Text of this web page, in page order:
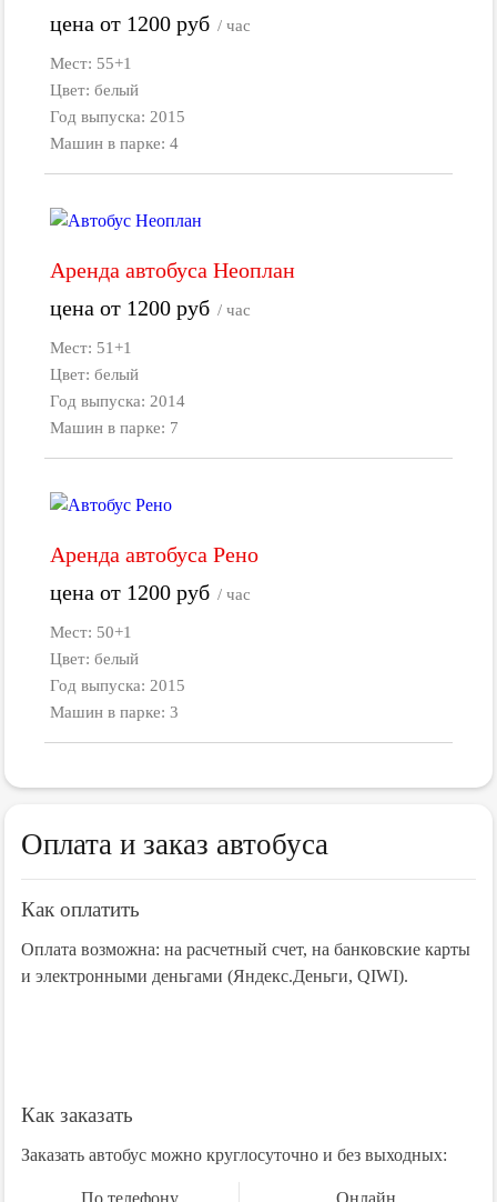
цена от 1200руб / час
Мест: 55+1
Цвет: белый
Год выпуска: 2015
Машин в парке: 4
Аренда автобуса Неоплан
цена от 1200руб / час
Мест: 51+1
Цвет: белый
Год выпуска: 2014
Машин в парке: 7
Аренда автобуса Рено
цена от 1200руб / час
Мест: 50+1
Цвет: белый
Год выпуска: 2015
Машин в парке: 3
Оплата и заказ автобуса
Как оплатить
Оплата возможна: на расчетный счет, на банковские карты
и электронными деньгами (Яндекс.Деньги, QIWI).
Как заказать
Заказать автобус можно круглосуточно и без выходных:
По телефону Онлайн